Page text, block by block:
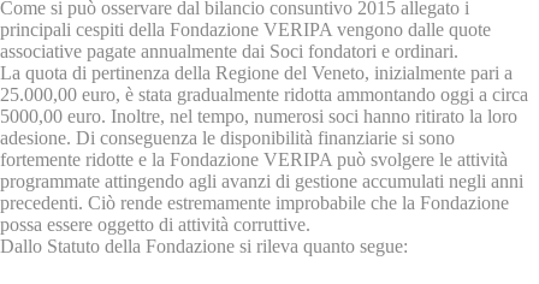
Come si può osservare dal bilancio consuntivo 2015 allegato i
principali cespiti della Fondazione VERIPA vengono dalle quote
associative pagate annualmente dai Soci fondatori e ordinari.
La quota di pertinenza della Regione del Veneto, inizialmente pari a
25.000,00 euro, è stata gradualmente ridotta ammontando oggi a circa
5000,00 euro. Inoltre, nel tempo, numerosi soci hanno ritirato la loro
adesione. Di conseguenza le disponibilità finanziarie si sono
fortemente ridotte e la Fondazione VERIPA può svolgere le attività
programmate attingendo agli avanzi di gestione accumulati negli anni
precedenti. Ciò rende estremamente improbabile che la Fondazione
possa essere oggetto di attività corruttive.
Dallo Statuto della Fondazione si rileva quanto segue: